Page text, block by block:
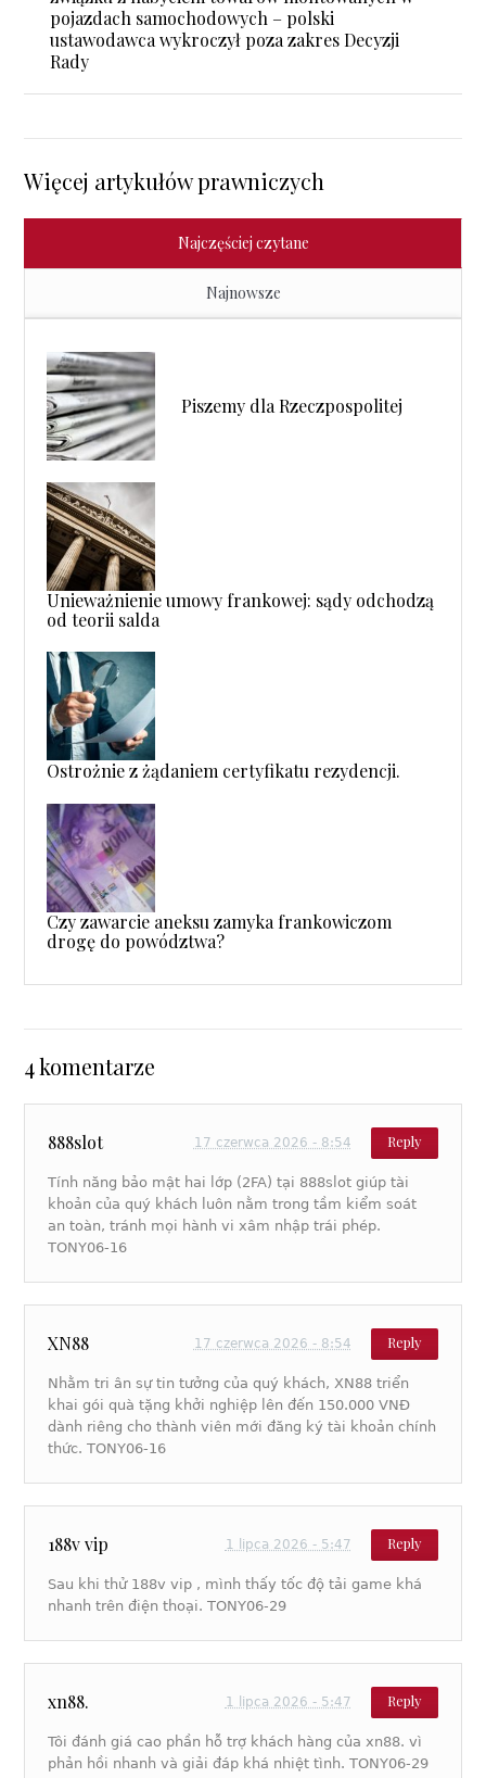
pojazdach samochodowych – polski
ustawodawca wykroczył poza zakres Decyzji
Rady
Więcej artykułów prawniczych
Najczęściej czytane
Najnowsze
Piszemy dla Rzeczpospolitej
Unieważnienie umowy frankowej: sądy odchodzą
od teorii salda
Ostrożnie z żądaniem certyfikatu rezydencji.
Czy zawarcie aneksu zamyka frankowiczom
drogę do powództwa?
4 komentarze
888slot Reply
17 czerwca 2026 - 8:54
Tính năng bảo mật hai lớp (2FA) tại 888slot giúp tài
khoản của quý khách luôn nằm trong tầm kiểm soát
an toàn, tránh mọi hành vi xâm nhập trái phép.
TONY06-16
XN88 Reply
17 czerwca 2026 - 8:54
Nhằm tri ân sự tin tưởng của quý khách, XN88 triển
khai gói quà tặng khởi nghiệp lên đến 150.000 VNĐ
dành riêng cho thành viên mới đăng ký tài khoản chính
thức. TONY06-16
188v vip Reply
1 lipca 2026 - 5:47
Sau khi thử 188v vip , mình thấy tốc độ tải game khá
nhanh trên điện thoại. TONY06-29
xn88. Reply
1 lipca 2026 - 5:47
Tôi đánh giá cao phần hỗ trợ khách hàng của xn88. vì
phản hồi nhanh và giải đáp khá nhiệt tình. TONY06-29